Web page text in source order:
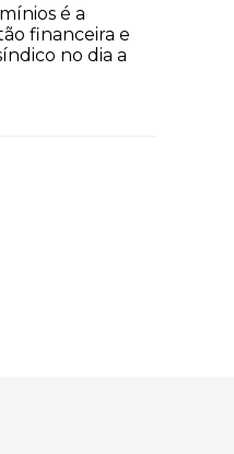
é a
financeira e
no dia a